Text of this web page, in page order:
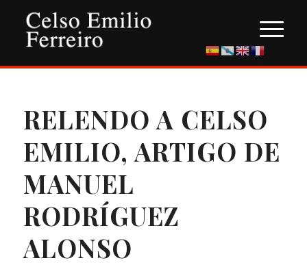
RELENDO A CELSO
EMILIO, ARTIGO DE
MANUEL
RODRÍGUEZ
ALONSO